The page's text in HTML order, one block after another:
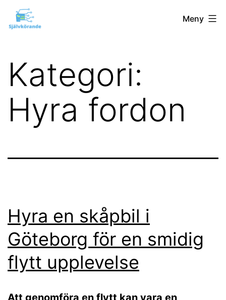
Hoppa
till självkörandegbg.nu Meny
Kategori:
Hyra fordon
Hyra en skåpbil i
Göteborg för en smidig
flytt upplevelse
Att genomföra en flytt kan vara en